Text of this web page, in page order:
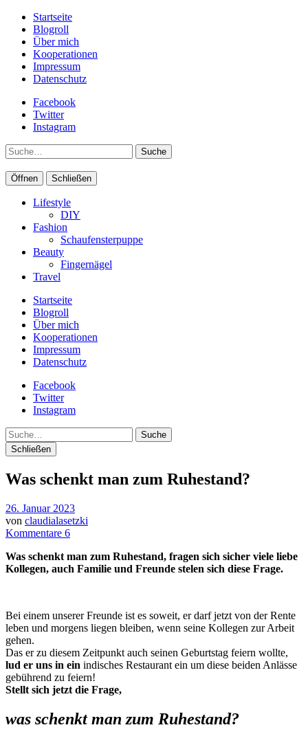
Startseite
Blogroll
Über mich
Kooperationen
Impressum
Datenschutz
Facebook
Twitter
Instagram
Suche
Öffnen Schließen
Lifestyle
DIY
Fashion
Schaufensterpuppe
Beauty
Fingernägel
Travel
Startseite
Blogroll
Über mich
Kooperationen
Impressum
Datenschutz
Facebook
Twitter
Instagram
Suche
Schließen
Was schenkt man zum Ruhestand?
26. Januar 2023
von claudialasetzki
Kommentare 6
Was schenkt man zum Ruhestand, fragen sich sicher viele liebe
Kollegen, auch Familie und Freunde stelen sich diese Frage.
Bei einem unserer Freunde ist es soweit, er darf jetzt von der Rente
leben und morgens liegen bleiben, wenn seine Kollegen zur Arbeit
gehen.
Das er zu diesem Zeitpunkt auch seinen Geburtstag feiern wollte,
lud er uns in ein indisches Restaurant ein um diese beiden Anlässe
gebührend zu feiern!
Stellt sich jetzt die Frage,
was schenkt man zum Ruhestand?